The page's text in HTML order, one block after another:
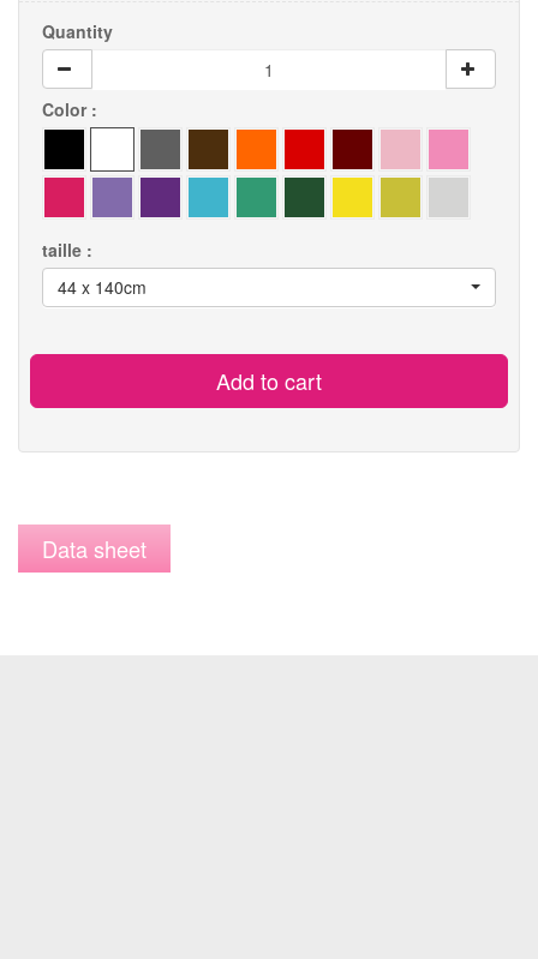
Quantity
Color :
taille :
44 x 140cm
Add to cart
Data sheet